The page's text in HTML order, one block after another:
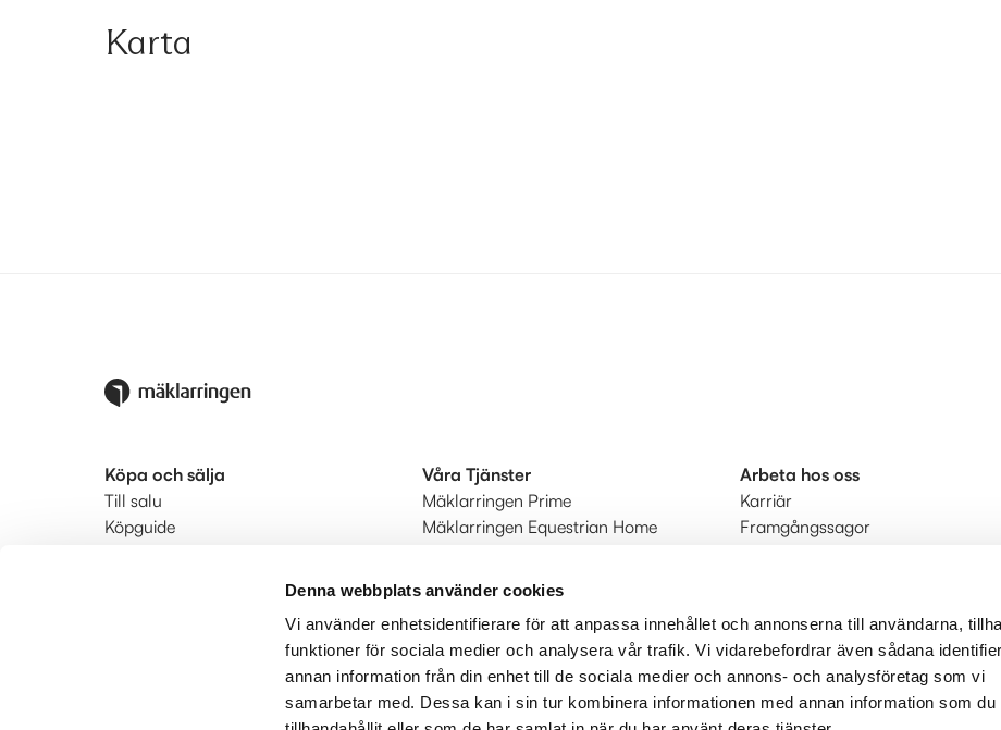
Denna webbplats använder cookies
Vi använder enhetsidentifierare för att anpassa innehållet och annonserna till användarna,
funktioner för sociala medier och analysera vår trafik. Vi vidarebefordrar även sådana
annan information från din enhet till de sociala medier och annons- och analysföretag som vi
samarbetar med. Dessa kan i sin tur kombinera informationen med annan information som du
Karta
Köpa och sälja
Till salu
Köpguide
Våra Tjänster
Mäklarringen Prime
Mäklarringen Equestrian Home
Ringmärkt
Kunderbjudanden
Arbeta hos oss
Karriär
Framgångssagor